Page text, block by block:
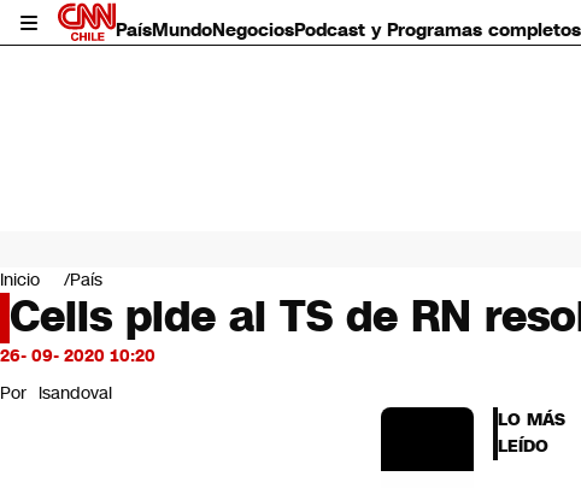
PaísMundoNegociosPodcast y Programas completos
Mundo
Negocios
Deportes
Programas completos
Servicios
Inicio País
Celis pide al TS de RN
26- 09- 2020 10:20
Por lsandoval
LO MÁS
LEÍDO